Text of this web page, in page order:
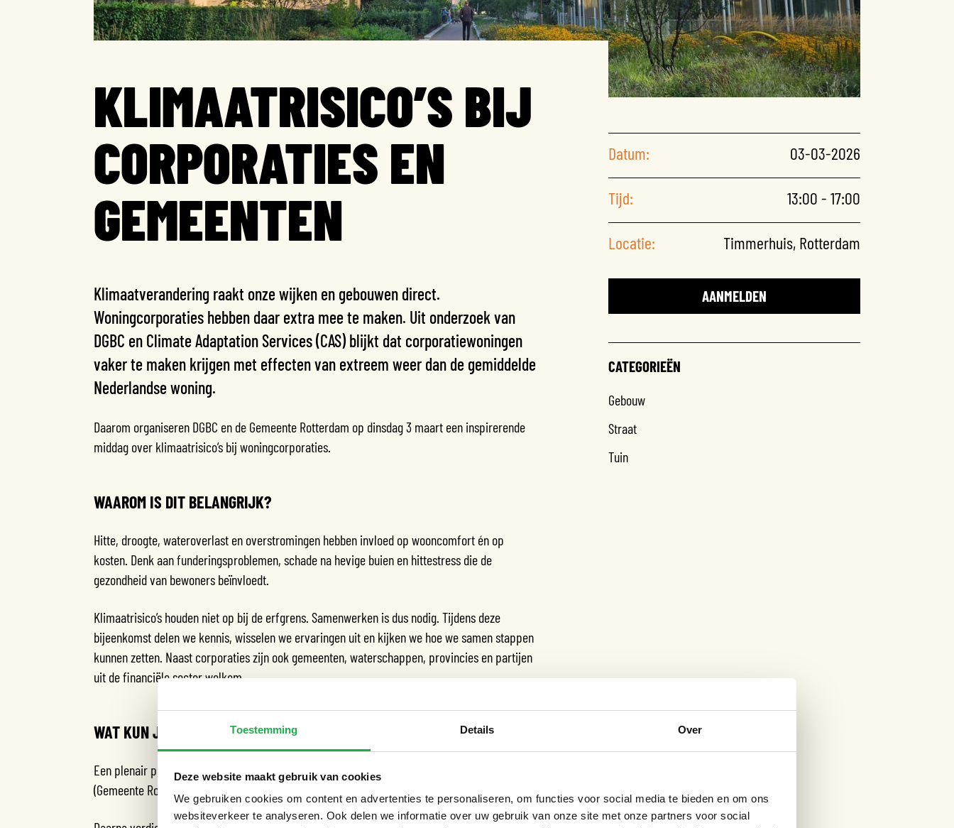
Toestemming Details Over
Deze website maakt gebruik van cookies
We gebruiken cookies om content en advertenties te personaliseren, om functies voor social media te bieden en om ons
websiteverkeer te analyseren. Ook delen we informatie over uw gebruik van onze site met onze partners voor social
KLIMAATRISICO’S BIJ
CORPORATIES EN
GEMEENTEN
Klimaatverandering raakt onze wijken en gebouwen direct.
Woningcorporaties hebben daar extra mee te maken. Uit onderzoek van
DGBC en Climate Adaptation Services (CAS) blijkt dat corporatiewoningen
vaker te maken krijgen met effecten van extreem weer dan de gemiddelde
Nederlandse woning.
Daarom organiseren DGBC en de Gemeente Rotterdam op dinsdag 3 maart een inspirerende
middag over klimaatrisico’s bij woningcorporaties.
WAAROM IS DIT BELANGRIJK?
Hitte, droogte, wateroverlast en overstromingen hebben invloed op wooncomfort én op
kosten. Denk aan funderingsproblemen, schade na hevige buien en hittestress die de
gezondheid van bewoners beïnvloedt.
Klimaatrisico’s houden niet op bij de erfgrens. Samenwerken is dus nodig. Tijdens deze
bijeenkomst delen we kennis, wisselen we ervaringen uit en kijken we hoe we samen stappen
kunnen zetten. Naast corporaties zijn ook gemeenten, waterschappen, provincies en partijen
uit de financiële sector welkom.
WAT KUN JE VERWACHTEN?
Een plenair programma met bijdragen van onder andere wethouder Chantal Zeegers
(Gemeente Rotterdam) en Marieke Bonhof (woningcorporatie Ymere).
Datum: 03-03-2026
Tijd: 13:00 - 17:00
Locatie: Timmerhuis, Rotterdam
AANMELDEN
CATEGORIEËN
Gebouw
Straat
Tuin